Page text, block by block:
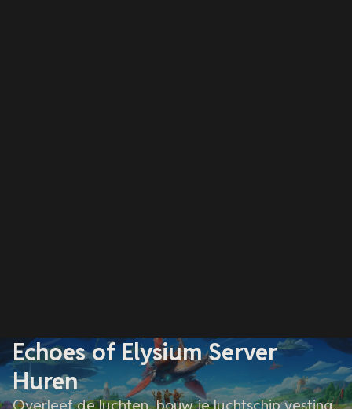
Echoes of Elysium Server
Huren